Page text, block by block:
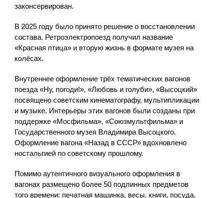
законсервирован.
В 2025 году было принято решение о восстановлении
состава. Ретроэлектропоезд получил название
«Красная птица» и вторую жизнь в формате музея на
колёсах.
Внутреннее оформление трёх тематических вагонов
поезда «Ну, погоди!», «Любовь и голуби», «Высоцкий»
посвящено советским кинематографу, мультипликации
и музыке. Интерьеры этих вагонов были созданы при
поддержке «Мосфильма», «Союзмультфильма» и
Государственного музея Владимира Высоцкого.
Оформление вагона «Назад в СССР» вдохновлено
ностальгией по советскому прошлому.
Помимо аутентичного визуального оформления в
вагонах размещено более 50 подлинных предметов
того времени: печатная машинка, весы, книги, посуда,